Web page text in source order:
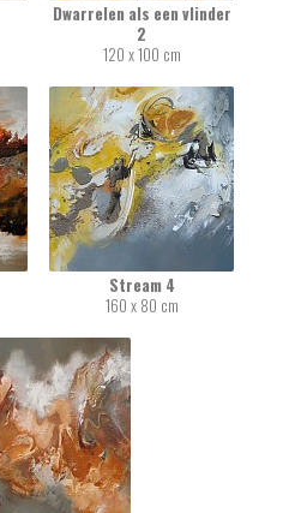
Dwarrelen als een vlinder
2
120 x 100 cm
Stream 4
160 x 80 cm